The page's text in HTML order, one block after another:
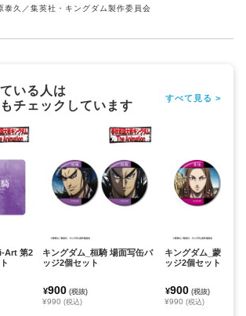
泰久／集英社・キングダム製作委員会
いる人は
チェックしています
すべて見る >
Art 第2
キングダム_桓騎 場面写缶バ
ッジ2個セット
¥900 (税抜)
¥990 (税込)
キングダム_蒙恬 場
ッジ2個セット
¥900 (税抜)
¥990 (税込)